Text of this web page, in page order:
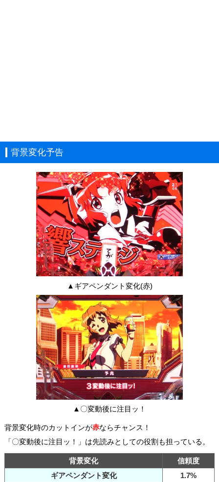
背景変化予告
▲ギアペンダント変化(赤)
▲〇変動後に注目ッ！
背景変化時のカットインが赤ならチャンス！
「〇変動後に注目ッ！」は先読みとしての役割も担っている。
背景変化
信頼度
ギアペンダント変化
1.7%